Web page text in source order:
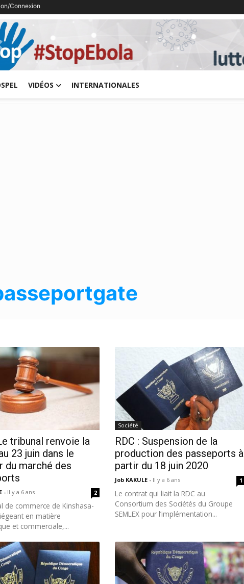
Connexion
VIDÉOS INTERNATIONALES
tribunal renvoie la
23 juin dans le
du marché des
- Il y a 6 ans 2
de commerce de Kinshasa-
en matière
et commerciale,...
Société
RDC : Suspension de la
production des passeports à
partir du 18 juin 2020
Job KAKULE - Il y a 6 ans 1
Le contrat qui liait la RDC au
Consortium des Sociétés du Groupe
SEMLEX pour l’implémentation...